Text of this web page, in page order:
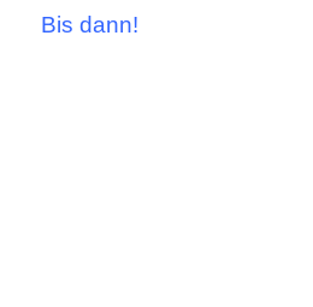
Bis dann!